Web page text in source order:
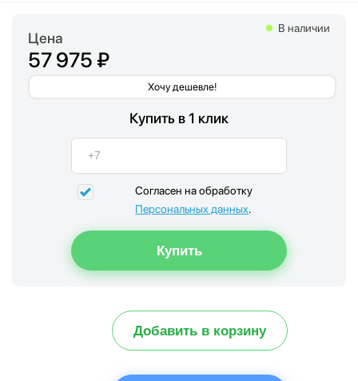
Цена
57 975 ₽
Хочу дешевле!
В наличии
Купить в 1 клик
Согласен на обработку
Персональных данных.
Добавить в корзину